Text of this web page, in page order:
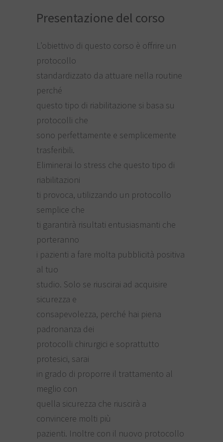
Presentazione del corso
L’obiettivo di questo corso è offrire un
protocollo
standardizzato da attuare nella routine
perché
questo tipo di riabilitazione si basa su
protocolli che
sono perfettamente e semplicemente
trasferibili.
Eliminerai lo stress che questo tipo di
riabilitazioni
ti provoca, utilizzando un protocollo
semplice che
ti garantirà risultati entusiasmanti che
porteranno
i pazienti a fare molta pubblicità positiva
al tuo
studio. Solo se riuscirai ad acquisire
sicurezza e
consapevolezza, perché hai piena
padronanza dei
protocolli chirurgici e soprattutto
protesici, sarai
in grado di proporre il trattamento al
meglio con
quella sicurezza che riuscirà a
convincere molti più
pazienti. Inoltre con il nuovo protocollo